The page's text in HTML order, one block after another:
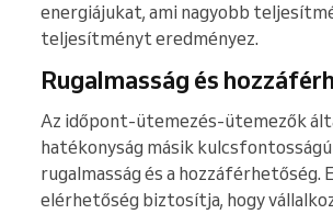
energiájukat, ami nagyobb
teljesítményt eredményez.
Rugalmasság és
Az időpont-ütemezés-ütemezők
hatékonyság másik
rugalmasság és a hozzáférhetőség.
elérhetőség biztosítja, hogy